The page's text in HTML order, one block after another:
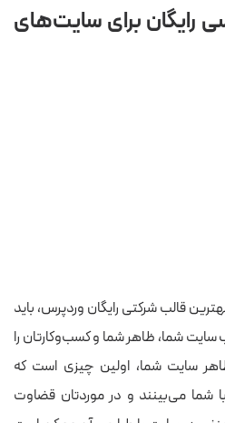
رایگان برای سایت‌های
قالب شرکتی رایگان وردپرس، باید
شما، ظاهر شما و کسب‌وکارتان را
سایت شما، اولین چیزی است که
شما می‌بینند و در موردتان قضاوت